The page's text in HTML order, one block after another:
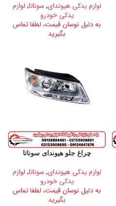
لوازم یدکی هیوندای, سوناتا, لوازم
یدکی خودرو
به دلیل نوسان قیمت، لطفا تماس
بگیرید
چراغ جلو هیوندای سوناتا
لوازم یدکی هیوندای, سوناتا, لوازم
یدکی خودرو
به دلیل نوسان قیمت، لطفا تماس
بگیرید